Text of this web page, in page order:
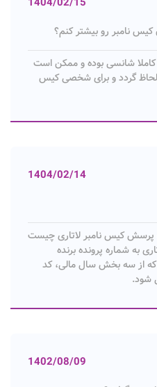
نامبر رو بیشتر کنم؟
کاملا شانسی بوده و ممکن است
گردد و برای شخصی کیس
1404/02/14
پرسش کیس نامبر لاتاری چیست
به شماره پرونده برنده
از سه بخش سال مالی، کد
شود.
1402/08/09